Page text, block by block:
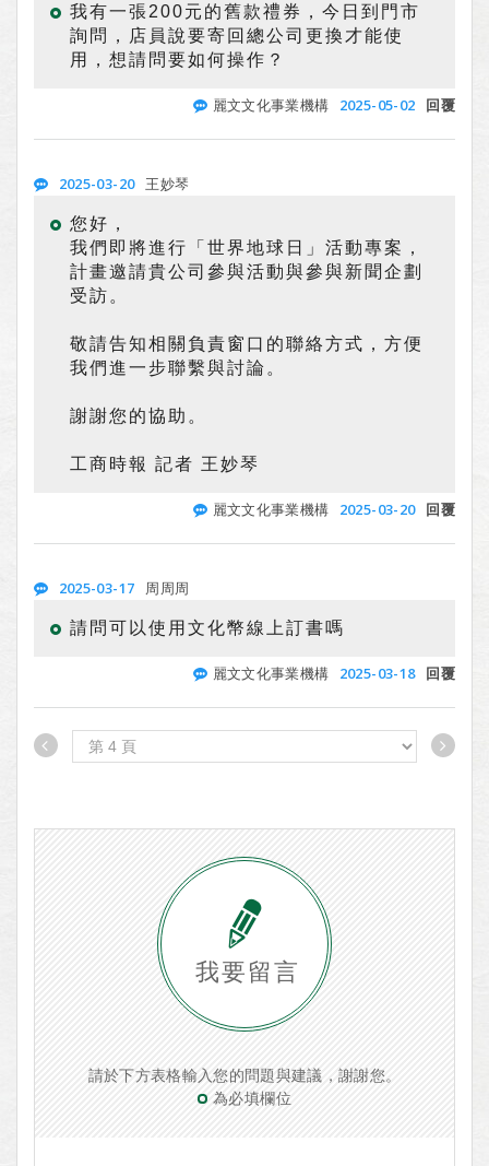
我有一張200元的舊款禮券，今日到門市
詢問，店員說要寄回總公司更換才能使
用，想請問要如何操作？
麗文文化事業機構 2025-05-02 回覆
您好，
我們即將進行「世界地球日」活動專案，
計畫邀請貴公司參與活動與參與新聞企劃
受訪。
敬請告知相關負責窗口的聯絡方式，方便
我們進一步聯繫與討論。
謝謝您的協助。
工商時報 記者 王妙琴
麗文文化事業機構 2025-03-20 回覆
2025-03-20 王妙琴
請問可以使用文化幣線上訂書嗎
麗文文化事業機構 2025-03-18 回覆
2025-03-17 周周周
我要留言
請於下方表格輸入您的問題與建議，謝謝您。
為必填欄位